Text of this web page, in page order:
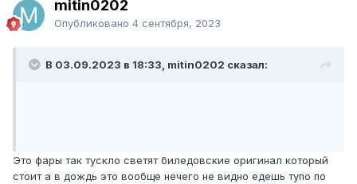
mitin0202
Опубликовано 4 сентября, 2023
В 03.09.2023 в 18:33, mitin0202 сказал:
Это фары так тускло светят биледовские оригинал который
стоит а в дождь это вообще нечего не видно едешь тупо по